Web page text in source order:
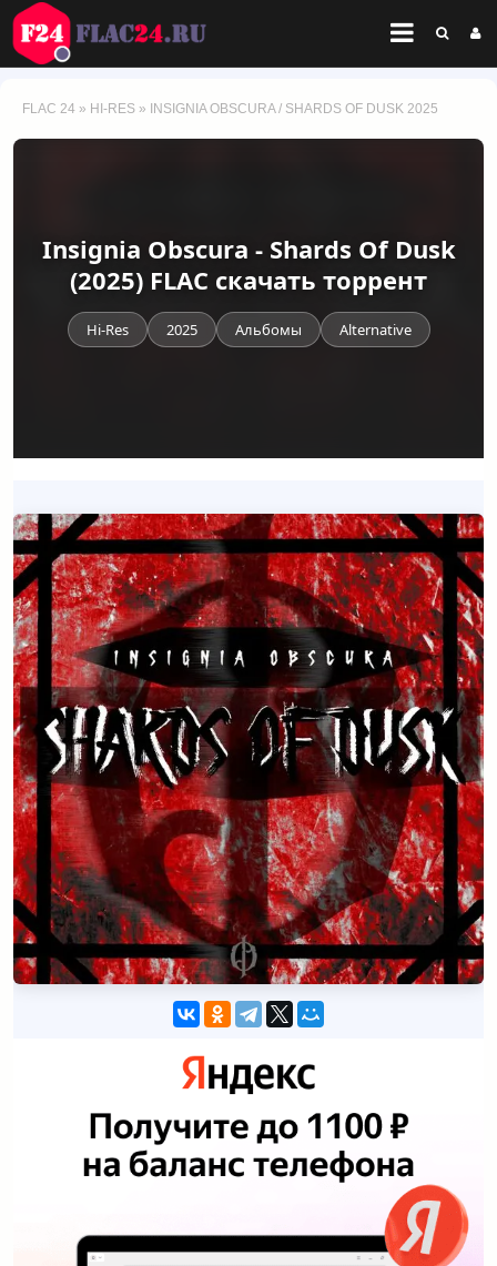
FLAC 24 » HI-RES » INSIGNIA OBSCURA / SHARDS OF DUSK 2025
Insignia Obscura - Shards Of Dusk
(2025) FLAC скачать торрент
Hi-Res 2025 Альбомы Alternative